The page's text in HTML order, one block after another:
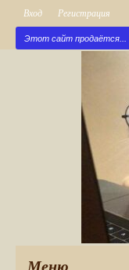
Вход Регистрация
Этот сайт продаётся...
Меню